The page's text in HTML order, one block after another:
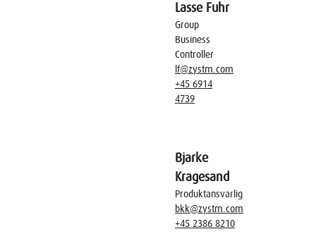
Lasse Fuhr
Group
Business
Controller
lf@zystm.com
+45 6914
4739
Bjarke
Kragesand
Produktansvarlig
bkk@zystm.com
+45 2386 8210